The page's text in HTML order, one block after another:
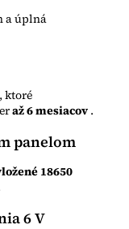
a úplná
, ktoré
až 6 mesiacov .
panelom
18650
6 V